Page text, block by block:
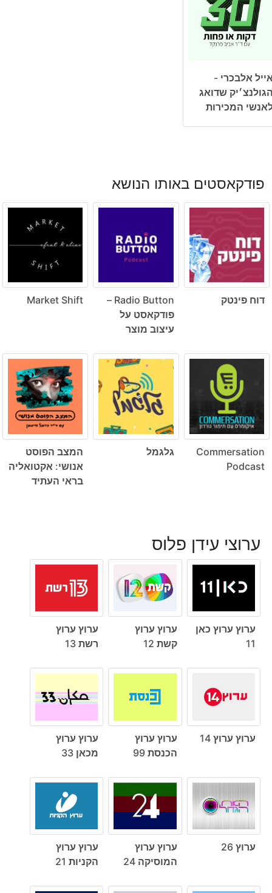
אלבכרי -
שדואג
המכירות
פודקאסטים באותו הנושא
דוח פינטק
Radio Button –
פודקאסט על
עיצוב מוצר
Market Shift
Commersation
Podcast
גלגמל
המצב הפוסט
אנושי: אקטואליה
בראי העתיד
ערוצי עידן פלוס
ערוץ ערוץ כאן
11
ערוץ ערוץ
קשת 12
ערוץ ערוץ
רשת 13
ערוץ ערוץ 14
ערוץ ערוץ
הכנסת 99
ערוץ ערוץ
מכאן 33
ערוץ 26
ערוץ ערוץ
המוסיקה 24
ערוץ ערוץ
הקניות 21